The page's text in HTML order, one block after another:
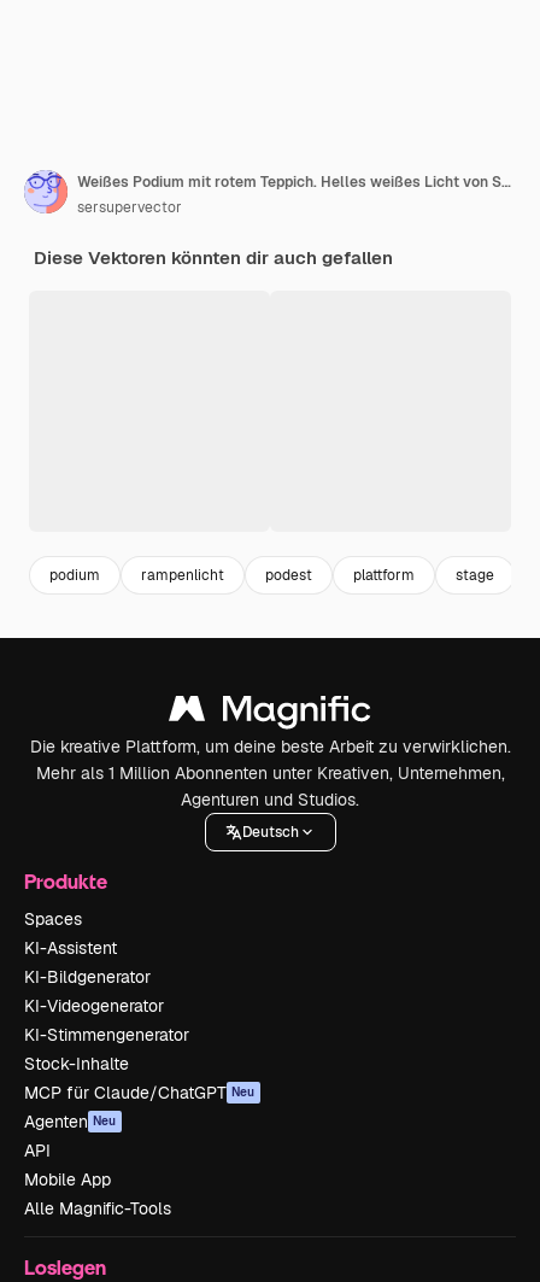
Weißes Podium mit rotem Teppich. Helles weißes Licht von Scheinwerfern.
sersupervector
Diese Vektoren könnten dir auch gefallen
podium rampenlicht podest plattform stage
Die kreative Plattform, um deine beste Arbeit zu verwirklichen.
Mehr als 1 Million Abonnenten unter Kreativen, Unternehmen,
Agenturen und Studios.
Deutsch
Produkte
Spaces
KI-Assistent
KI-Bildgenerator
KI-Videogenerator
KI-Stimmengenerator
Stock-Inhalte
MCP für Claude/ChatGPT Neu
Agenten Neu
API
Mobile App
Alle Magnific-Tools
Loslegen